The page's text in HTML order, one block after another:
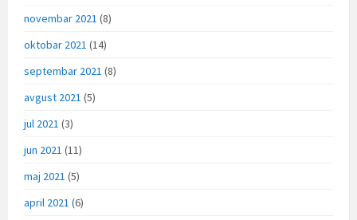
novembar 2021 (8)
oktobar 2021 (14)
septembar 2021 (8)
avgust 2021 (5)
jul 2021 (3)
jun 2021 (11)
maj 2021 (5)
april 2021 (6)